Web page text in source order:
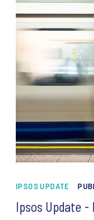
IPSOS UPDATE
Ipsos Update -